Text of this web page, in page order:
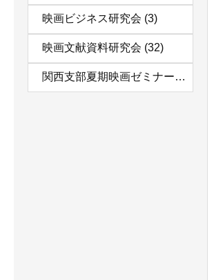
映画ビジネス研究会 (3)
映画文献資料研究会 (32)
関西支部夏期映画ゼミナール